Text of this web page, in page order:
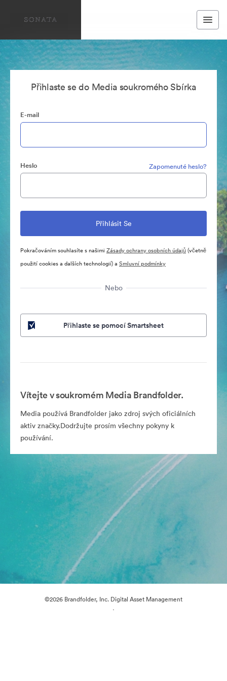
Přihlaste se do Media soukromého Sbírka
E-mail
Heslo Zapomenuté heslo?
Pokračováním souhlasíte s našimi Zásady ochrany osobních údajů(včetně
použití cookies a dalších technologií) a Smluvní podmínky
Nebo
Přihlaste se pomocí Smartsheet
Vítejte v soukromém Media Brandfolder.
Media používá Brandfolder jako zdroj svých oficiálních
aktiv značky.Dodržujte prosím všechny pokyny k
používání.
©2026 Brandfolder, Inc. Digital Asset Management
·